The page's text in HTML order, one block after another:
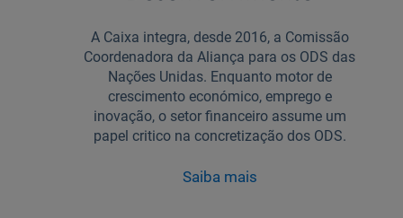
A Caixa integra, desde 2016, a Comissão
Coordenadora da Aliança para os ODS das
Nações Unidas. Enquanto motor de
crescimento económico, emprego e
inovação, o setor financeiro assume um
papel critico na concretização dos ODS.
Saiba mais